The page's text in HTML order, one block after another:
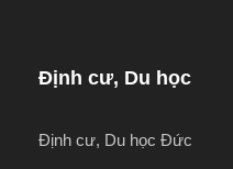
Định cư, Du học
Định cư, Du học Đức